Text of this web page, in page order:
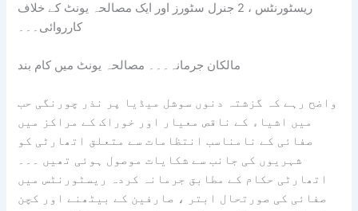
ریسٹورنٹس ، 2 جنرل سٹورز اور ایک مصالحہ یونٹ کے خلاف
کارروائی۔۔۔
مالکان جرمانہ۔۔۔ مصالحہ یونٹ میں کام بند
واضح رہے کہ گزشتہ دنوں سوشل میڈیا پر نذر چورنگی حب
میں اشیاء کے ناقص معیار اور خوراک کے مراکز میں
صفائی کے نامناسب انتظامات سے متعلق اتھارٹی کو
شہریوں کی جانب سے شکایات موصول ہوئی تھیں ۔۔۔
اتھارٹی حکام کے مطابق جرمانہ کردہ ریسٹورنٹس میں
صفائی کی صورتحال ابتر ، صارفین کے بیٹھنے اور کچن